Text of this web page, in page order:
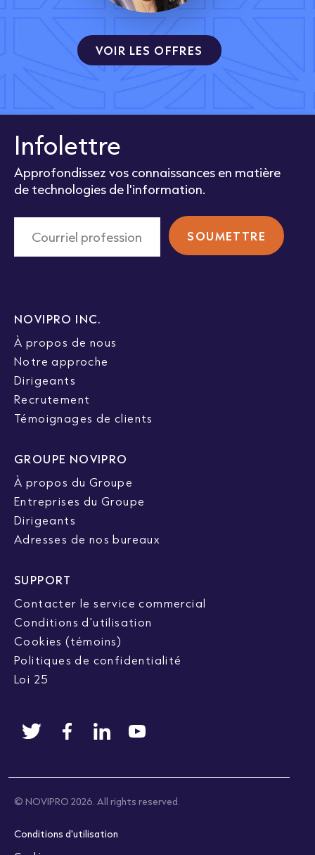
VOIR LES OFFRES
Infolettre
Approfondissez vos connaissances en matière
de technologies de l'information.
NOVIPRO INC.
À propos de nous
Notre approche
Dirigeants
Recrutement
Témoignages de clients
GROUPE NOVIPRO
À propos du Groupe
Entreprises du Groupe
Dirigeants
Adresses de nos bureaux
SUPPORT
Contacter le service commercial
Conditions d'utilisation
Cookies (témoins)
Politiques de confidentialité
Loi 25
© NOVIPRO 2026. All rights reserved.
Conditions d'utilisation